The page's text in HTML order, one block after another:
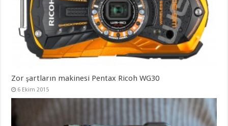
Zor şartların makinesi Pentax Ricoh WG30
6 Ekim 2015